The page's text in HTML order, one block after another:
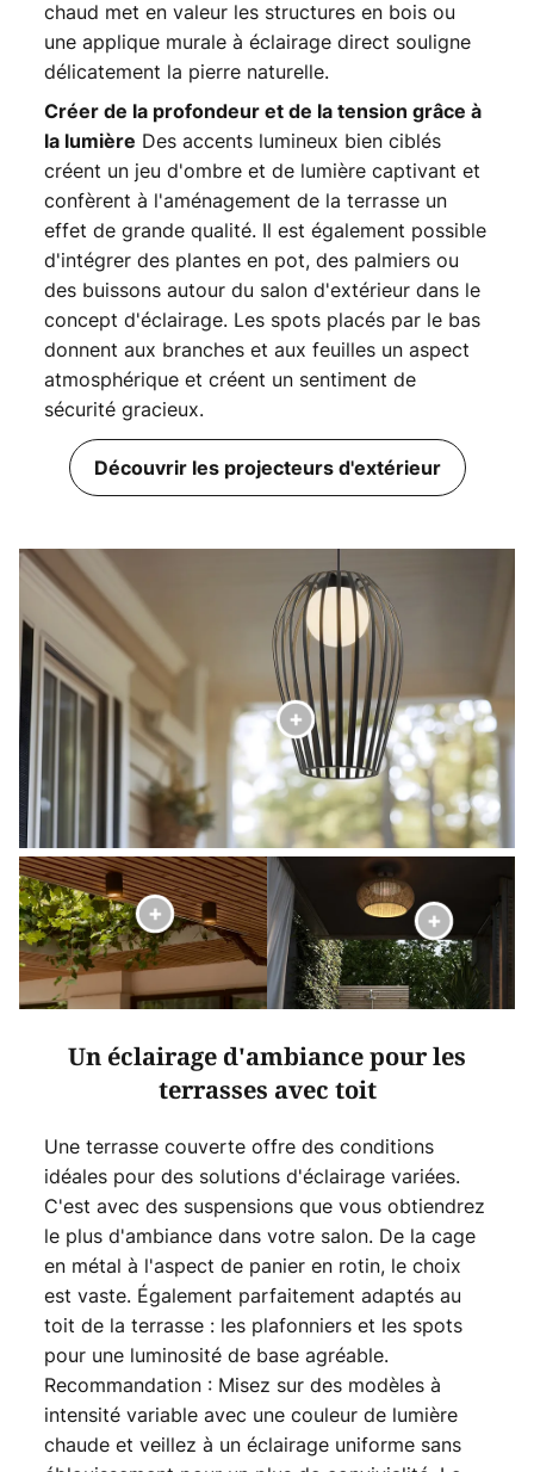
chaud met en valeur les structures en bois ou
une applique murale à éclairage direct souligne
délicatement la pierre naturelle.
Créer de la profondeur et de la tension grâce à
la lumière Des accents lumineux bien ciblés
créent un jeu d'ombre et de lumière captivant et
confèrent à l'aménagement de la terrasse un
effet de grande qualité. Il est également possible
d'intégrer des plantes en pot, des palmiers ou
des buissons autour du salon d'extérieur dans le
concept d'éclairage. Les spots placés par le bas
donnent aux branches et aux feuilles un aspect
atmosphérique et créent un sentiment de
sécurité gracieux.
Découvrir les projecteurs d'extérieur
Un éclairage d'ambiance pour les
terrasses avec toit
Une terrasse couverte offre des conditions
idéales pour des solutions d'éclairage variées.
C'est avec des suspensions que vous obtiendrez
le plus d'ambiance dans votre salon. De la cage
en métal à l'aspect de panier en rotin, le choix
est vaste. Également parfaitement adaptés au
toit de la terrasse : les plafonniers et les spots
pour une luminosité de base agréable.
Recommandation : Misez sur des modèles à
intensité variable avec une couleur de lumière
chaude et veillez à un éclairage uniforme sans